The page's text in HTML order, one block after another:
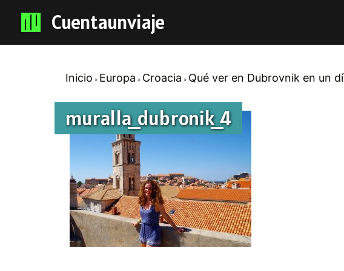
Cuentaunviaje
Inicio Europa Croacia Qué ver en Dubrovnik en un
muralla_dubronik_4